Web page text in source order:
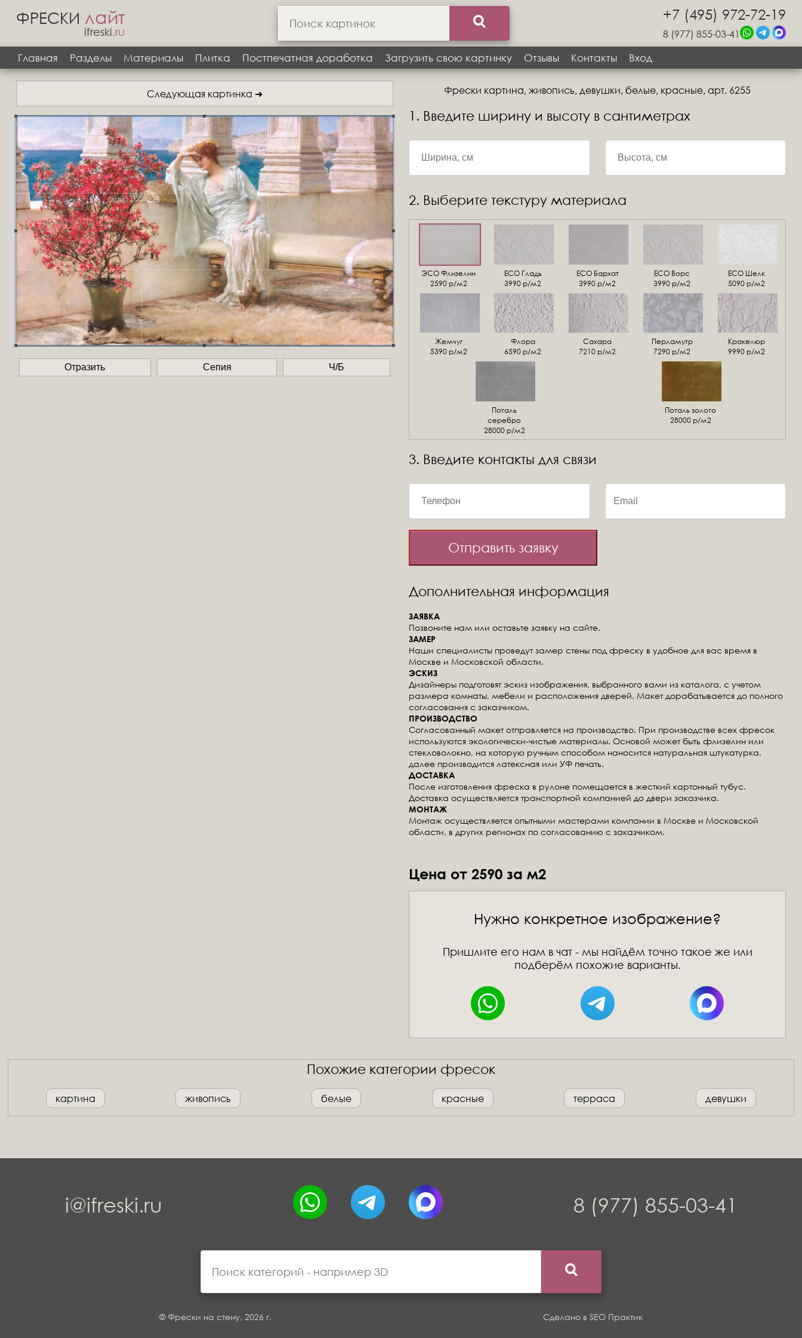
ФРЕСКИ лайт
ifreski.ru
+7 (495) 972-72-19
8 (977) 855-03-41
Главная
Разделы Материалы Плитка Постпечатная доработка Загрузить свою картинку Отзывы Контакты Вход
Следующая картинка ➜
Отразить Сепия Ч/Б
Фрески картина, живопись, девушки, белые, красные, арт. 6255
1. Введите ширину и высоту в сантиметрах
2. Выберите текстуру материала
ЭСО Флизелин
2590 р/м2
ЕСО Гладь
3990 р/м2
ECO Бархат
3990 р/м2
ЕСО Ворс
3990 р/м2
ЕСО Шелк
5090 р/м2
Жемчуг
5390 р/м2
Флора
6590 р/м2
Сахара
7210 р/м2
Перламутр
7290 р/м2
Кракелюр
9990 р/м2
Поталь
серебро
28000 р/м2
Поталь золото
28000 р/м2
3. Введите контакты для связи
Отправить заявку
Дополнительная информация
ЗАЯВКА
Позвоните нам или оставьте заявку на сайте.
ЗАМЕР
Наши специалисты проведут замер стены под фреску в удобное для вас время в
Москве и Московской области.
ЭСКИЗ
Дизайнеры подготовят эскиз изображения, выбранного вами из каталога, с учетом
размера комнаты, мебели и расположения дверей. Макет дорабатывается до полного
согласования с заказчиком.
ПРОИЗВОДСТВО
Согласованный макет отправляется на производство. При производстве всех фресок
используются экологически-чистые материалы. Основой может быть флизелин или
стекловолокно, на которую ручным способом наносится натуральная штукатурка,
далее производится латексная или УФ печать.
ДОСТАВКА
После изготовления фреска в рулоне помещается в жесткий картонный тубус.
Доставка осуществляется транспортной компанией до двери заказчика.
МОНТАЖ
Монтаж осуществляется опытными мастерами компании в Москве и Московской
области, в других регионах по согласованию с заказчиком.
Цена от 2590 за м2
Нужно конкретное изображение?
Пришлите его нам в чат - мы найдём точно такое же или
подберём похожие варианты.
Похожие категории фресок
картина живопись белые красные терраса девушки
i@ifreski.ru 8 (977) 855-03-41
© Фрески на стену, 2026 г. Сделано в SEO Практик